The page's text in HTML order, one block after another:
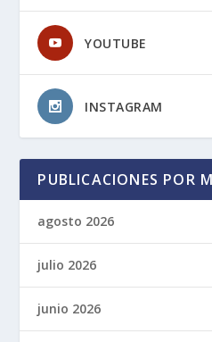
YOUTUBE
INSTAGRAM
PUBLICACIONES POR
agosto 2026
julio 2026
junio 2026